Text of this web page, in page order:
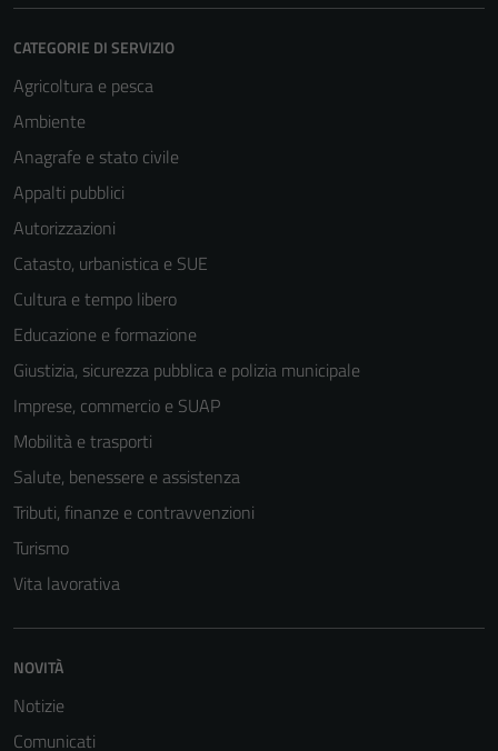
CATEGORIE DI SERVIZIO
Agricoltura e pesca
Ambiente
Anagrafe e stato civile
Appalti pubblici
Autorizzazioni
Catasto, urbanistica e SUE
Cultura e tempo libero
Educazione e formazione
Giustizia, sicurezza pubblica e polizia municipale
Imprese, commercio e SUAP
Mobilità e trasporti
Salute, benessere e assistenza
Tributi, finanze e contravvenzioni
Turismo
Vita lavorativa
NOVITÀ
Notizie
Comunicati
Tecnici